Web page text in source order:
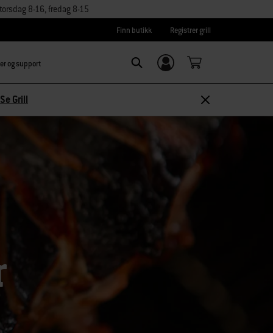
8-16, fredag 8-15
Finn butikk Registrer grill
og support
Logg inn/
Registrer deg
Se Grill